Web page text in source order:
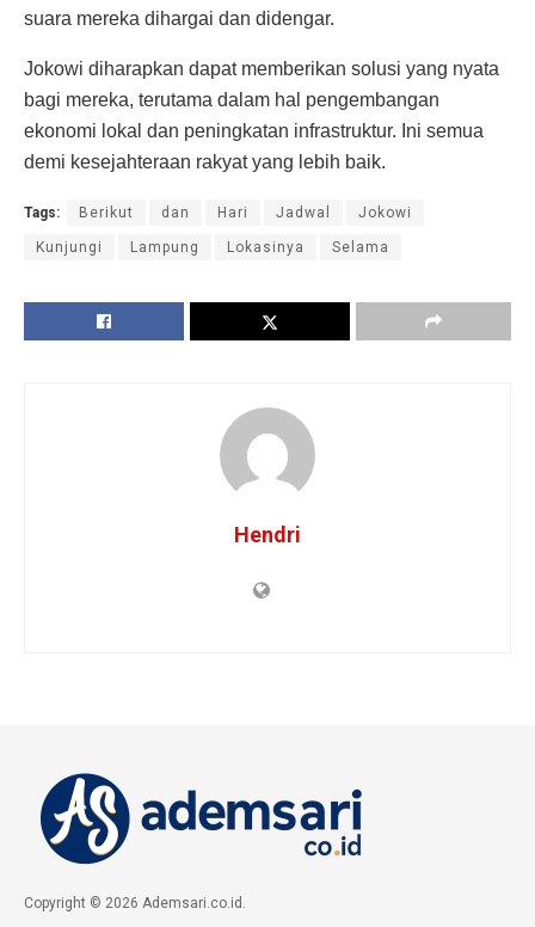
suara mereka dihargai dan didengar.
Jokowi diharapkan dapat memberikan solusi yang nyata
bagi mereka, terutama dalam hal pengembangan
ekonomi lokal dan peningkatan infrastruktur. Ini semua
demi kesejahteraan rakyat yang lebih baik.
Tags: Berikut dan Hari Jadwal Jokowi
Kunjungi Lampung Lokasinya Selama
Hendri
Copyright © 2026 Ademsari.co.id.